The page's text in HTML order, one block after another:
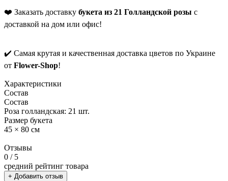
❤️ Заказать доставку букета из 21 Голландской розы с
доставкой на дом или офис!
✔️ Самая крутая и качественная доставка цветов по Украине
от Flower-Shop!
Характеристики
Состав
Состав
Роза голландская: 21 шт.
Размер букета
45 × 80 см
Отзывы
0 / 5
средний рейтинг товара
+ Добавить отзыв